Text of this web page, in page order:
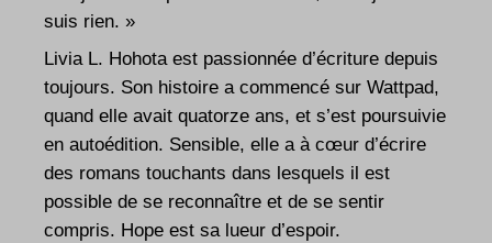
suis rien. »
Livia L. Hohota est passionnée d’écriture depuis
toujours. Son histoire a commencé sur Wattpad,
quand elle avait quatorze ans, et s’est poursuivie
en autoédition. Sensible, elle a à cœur d’écrire
des romans touchants dans lesquels il est
possible de se reconnaître et de se sentir
compris. Hope est sa lueur d’espoir.